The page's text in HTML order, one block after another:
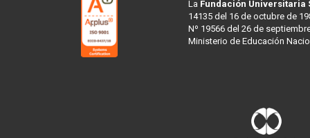
La Fundación Universitaria
14135 del 16 de octubre de
Nº 19566 del 26 de
Ministerio de Educación